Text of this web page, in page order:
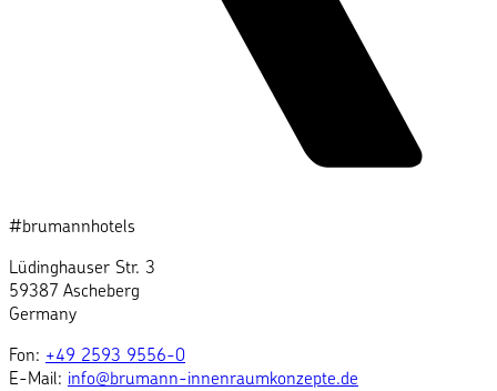
#brumannhotels
Lüdinghauser Str. 3
59387 Ascheberg
Germany
Fon: +49 2593 9556-0
E-Mail: info@brumann-innenraumkonzepte.de